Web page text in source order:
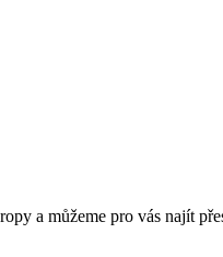
a můžeme pro vás najít